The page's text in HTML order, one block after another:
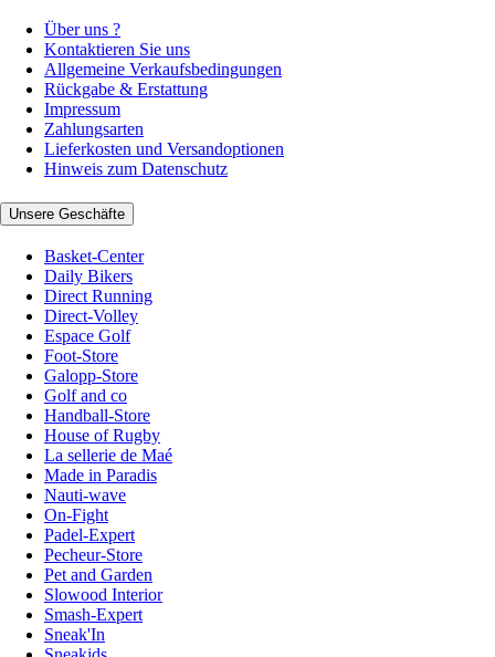
Über uns ?
Kontaktieren Sie uns
Allgemeine Verkaufsbedingungen
Rückgabe & Erstattung
Impressum
Zahlungsarten
Lieferkosten und Versandoptionen
Hinweis zum Datenschutz
Unsere Geschäfte
Basket-Center
Daily Bikers
Direct Running
Direct-Volley
Espace Golf
Foot-Store
Galopp-Store
Golf and co
Handball-Store
House of Rugby
La sellerie de Maé
Made in Paradis
Nauti-wave
On-Fight
Padel-Expert
Pecheur-Store
Pet and Garden
Slowood Interior
Smash-Expert
Sneak'In